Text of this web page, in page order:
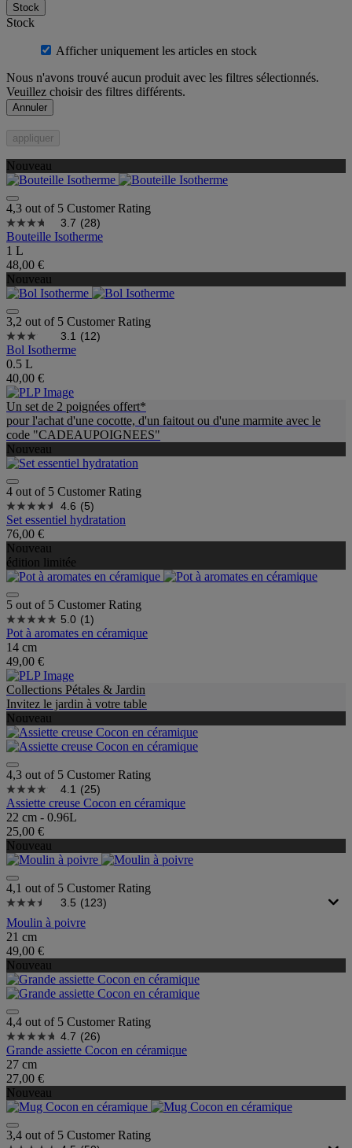
Stock
Stock
Afficher uniquement les articles en stock
Nous n'avons trouvé aucun produit avec les filtres sélectionnés.
Veuillez choisir des filtres différents.
Annuler
appliquer
Nouveau
4,3 out of 5 Customer Rating
3.7 (28)
Bouteille Isotherme
1 L
48,00 €
Nouveau
3,2 out of 5 Customer Rating
3.1 (12)
Bol Isotherme
0.5 L
40,00 €
Un set de 2 poignées offert*
pour l'achat d'une cocotte, d'un faitout ou d'une marmite avec le
code "CADEAUPOIGNEES"
Nouveau
4 out of 5 Customer Rating
4.6 (5)
Set essentiel hydratation
76,00 €
Nouveau
édition limitée
5 out of 5 Customer Rating
5.0 (1)
Pot à aromates en céramique
14 cm
49,00 €
Collections Pétales & Jardin
Invitez le jardin à votre table
Nouveau
4,3 out of 5 Customer Rating
4.1 (25)
Assiette creuse Cocon en céramique
22 cm - 0.96L
25,00 €
Nouveau
4,1 out of 5 Customer Rating
3.5 (123)
Moulin à poivre
21 cm
49,00 €
Nouveau
4,4 out of 5 Customer Rating
4.7 (26)
Grande assiette Cocon en céramique
27 cm
27,00 €
Nouveau
3,4 out of 5 Customer Rating